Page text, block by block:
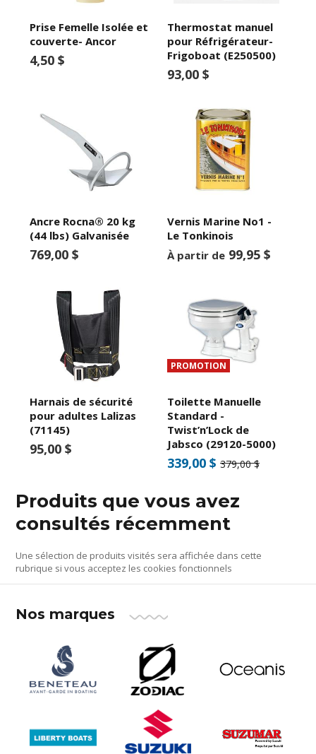
Prise Femelle Isolée et
couverte- Ancor
4,50 $
Thermostat manuel
pour Réfrigérateur-
Frigoboat (E250500)
93,00 $
Ancre Rocna® 20 kg
(44 lbs) Galvanisée
769,00 $
Vernis Marine No1 -
Le Tonkinois
À partir de 99,95 $
Harnais de sécurité
pour adultes Lalizas
(71145)
95,00 $
PROMOTION
Toilette Manuelle
Standard -
Twist’n’Lock de
Jabsco (29120-5000)
339,00 $ 379,00 $
Produits que vous avez
consultés récemment
Une sélection de produits visités sera affichée dans cette
rubrique si vous acceptez les cookies fonctionnels
Nos marques